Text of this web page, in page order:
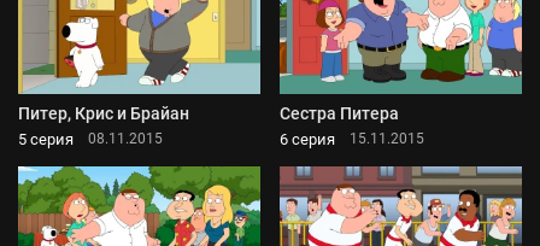
Питер, Крис и Брайан
5 серия 08.11.2015
Сестра Питера
6 серия 15.11.2015